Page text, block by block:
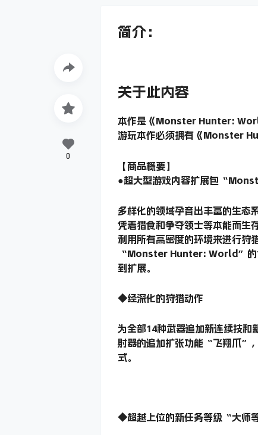
简介：
关于此内容
本作是《Monster Hunter:
游玩本作必须拥有《Monster
【商品概要】
●超大型游戏内容扩展包
多样化的领域孕育出丰富的生态
凭着猎食和争夺领士等本能而生
利用所有高密度的环境来进行狩猎
“Monster Hunter: World”的
到扩展。
◆经深化的狩猎动作
为全部14种武器追加新连续技
射器的追加扩张功能“飞翔爪”
式。
◆超越上位的新任务等级“大师
0